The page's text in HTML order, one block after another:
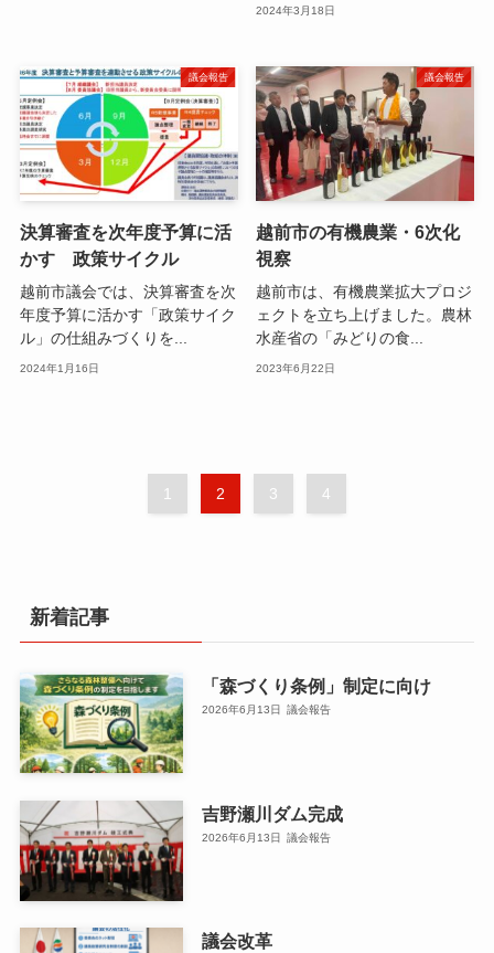
2024年3月18日
議会報告
決算審査を次年度予算に活
かす 政策サイクル
越前市議会では、決算審査を次
年度予算に活かす「政策サイク
ル」の仕組みづくりを...
2024年1月16日
議会報告
越前市の有機農業・6次化
視察
越前市は、有機農業拡大プロジ
ェクトを立ち上げました。農林
水産省の「みどりの食...
2023年6月22日
1 2 3 4
新着記事
「森づくり条例」制定に向け
2026年6月13日 議会報告
吉野瀬川ダム完成
2026年6月13日 議会報告
議会改革